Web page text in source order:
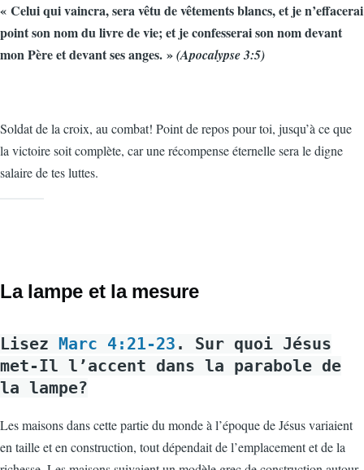
« Celui qui vaincra, sera vêtu de vêtements blancs, et je n’effacerai
point son nom du livre de vie; et je confesserai son nom devant
mon Père et devant ses anges. »(Apocalypse 3:5)
Soldat de la croix, au combat! Point de repos pour toi, jusqu’à ce que
la victoire soit complète, car une récompense éternelle sera le digne
salaire de tes luttes.
La lampe et la mesure
Lisez Marc 4:21-23 . Sur quoi Jésus
met-Il l’accent dans la parabole de
la lampe?
Les maisons dans cette partie du monde à l’époque de Jésus variaient
en taille et en construction, tout dépendait de l’emplacement et de la